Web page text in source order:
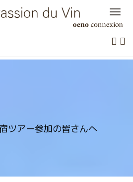
ツアー参加の皆さんへ